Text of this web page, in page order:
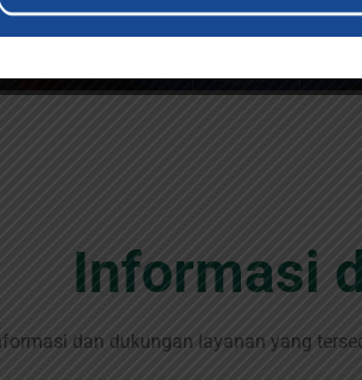
Informasi
dan dukungan layanan yang